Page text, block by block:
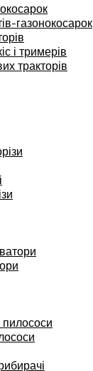
газонокосарок
і тримерів
тракторів
пилососи